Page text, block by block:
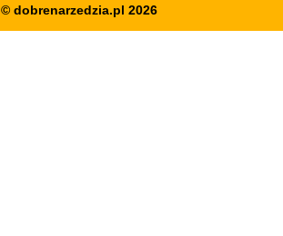
© dobrenarzedzia.pl 2026